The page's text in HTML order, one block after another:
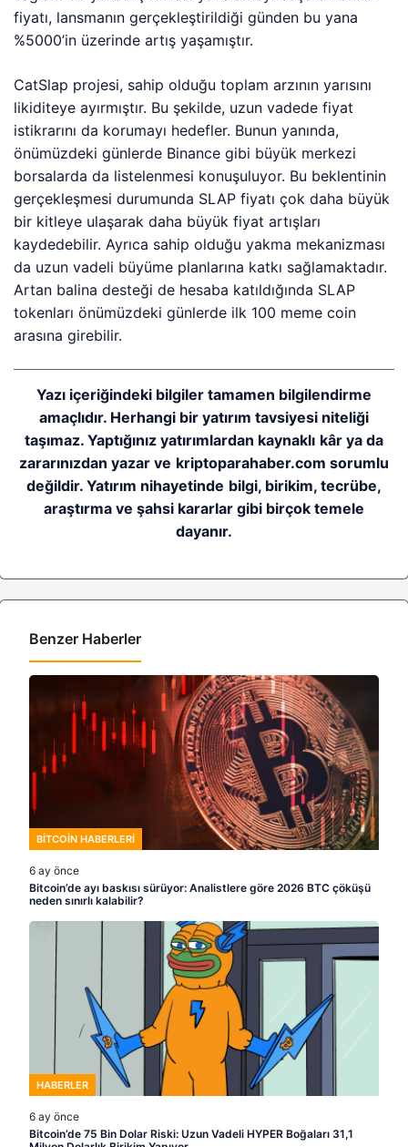
kaydedebilir. Ayrıca sahip olduğu yakma mekanizması
da uzun vadeli büyüme planlarına katkı sağlamaktadır.
tokenları önümüzdeki günlerde ilk 100 meme coin
arasına girebilir.
Yazı içeriğindeki bilgiler tamamen bilgilendirme
amaçlıdır. Herhangi bir yatırım tavsiyesi niteliği
taşımaz. Yaptığınız yatırımlardan kaynaklı kâr ya da
zararınızdan yazar ve kriptoparahaber.com sorumlu
değildir. Yatırım nihayetinde bilgi, birikim, tecrübe,
araştırma ve şahsi kararlar gibi birçok temele
dayanır.
Benzer Haberler
6 ay önce
Bitcoin’de ayı baskısı sürüyor: Analistlere göre 2026 BTC çöküşü
neden sınırlı kalabilir?
6 ay önce
Milyon Dolarlık Birikim Yapıyor
6 ay önce